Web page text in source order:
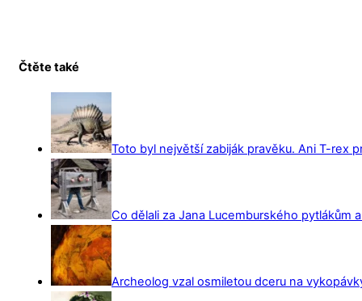
Čtěte také
Toto byl největší zabiják pravěku. Ani T-rex
Co dělali za Jana Lucemburského pytlákům
Archeolog vzal osmiletou dceru na